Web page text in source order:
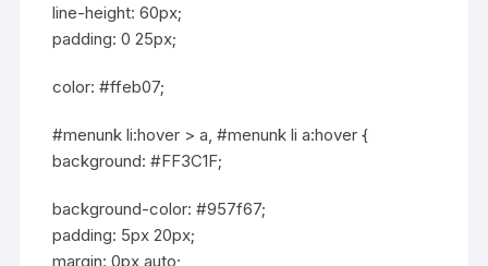
line-height: 60px;
padding: 0 25px;
color: #ffeb07;
#menunk li:hover > a, #menunk li a:hover {
background: #FF3C1F;
background-color: #957f67;
padding: 5px 20px;
margin: 0px auto;